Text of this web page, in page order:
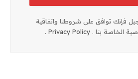
فإنك توافق على شروطنا واتفاقية
الخاصة بنا . Privacy Policy
.